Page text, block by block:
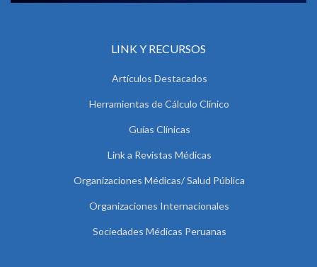
LINK Y RECURSOS
Artículos Destacados
Herramientas de Cálculo Clínico
Guías Clínicas
Link a Revistas Médicas
Organizaciones Médicas/ Salud Pública
Organizaciones Internacionales
Sociedades Médicas Peruanas